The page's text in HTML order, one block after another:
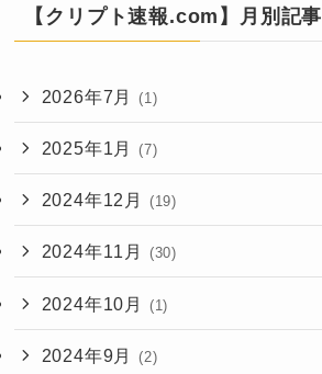
【クリプト速報.com】月別記事
2026年7月 (1)
2025年1月 (7)
2024年12月 (19)
2024年11月 (30)
2024年10月 (1)
2024年9月 (2)